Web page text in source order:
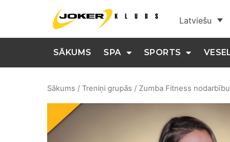
Latviešu
SĀKUMS SPA SPORTS
Sākums / Treniņi grupās / Zumba Fitness